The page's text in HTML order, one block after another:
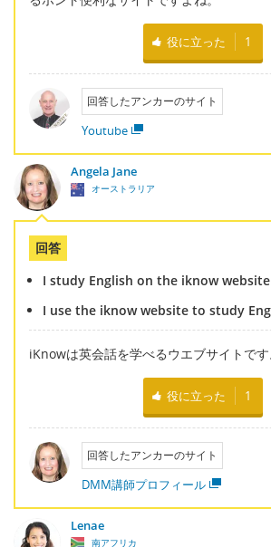
役に立った 1
回答したアンカーのサイト
Youtube
Angela Jane
オーストラリア
回答
I study English on the iknow
I use the iknow website to study
iKnowは英会話を学べるウエブサイトです
役に立った 1
回答したアンカーのサイト
DMM講師プロフィール
Lenae
南アフリカ